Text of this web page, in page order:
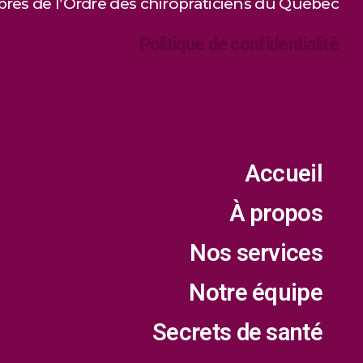
Politique de confidentialité
Accueil
À propos
Nos services
Notre équipe
Secrets de santé